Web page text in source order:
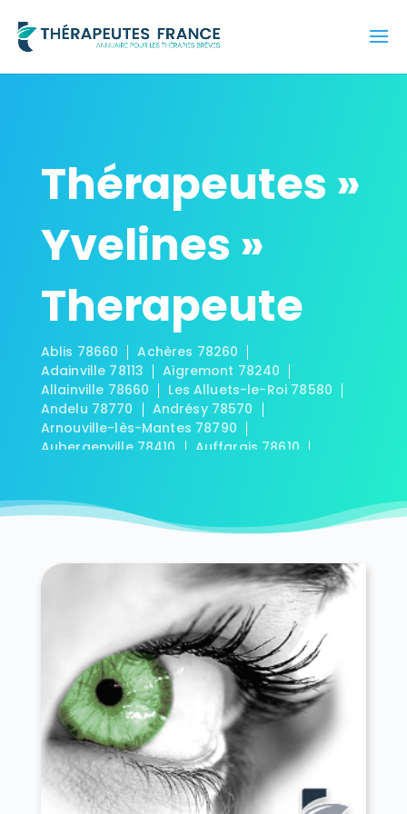
Thérapeutes »
Yvelines »
Therapeute
Ablis 78660
Achères 78260
Adainville 78113
Aigremont 78240
Allainville 78660
Les Alluets-le-Roi 78580
Andelu 78770
Andrésy 78570
Arnouville-lès-Mantes 78790
Aubergenville 78410
Auffargis 78610
Autouillet 78770
Bazainville 78550
Bazemont 78580
Béhoust 78910
Bennecourt 78270
Beynes 78650
Blaru 78270
Boinville-en-Mantois 78930
Boinville-le-Gaillard 78660
Boinvilliers 78200
Bois-d'Arcy 78390
Boissets 78910
La Boissière-École 78125
Boissy-Mauvoisin 78200
Boissy-sans-Avoir 78490
Bonnelles 78830
Bonnières-sur-Seine 78270
Bouafle 78410
Bougival 78380
Bourdonné 78113
Breuil-Bois-Robert 78930
Bréval 78980
Les Bréviaires 78610
Brueil-en-Vexin 78440
Buc 78530
Buchelay 78200
Bullion 78830
Carrières-sous-Poissy 78955